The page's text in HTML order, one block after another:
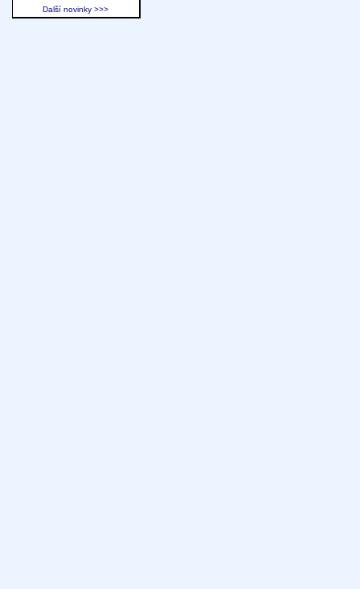
Další novinky >>>